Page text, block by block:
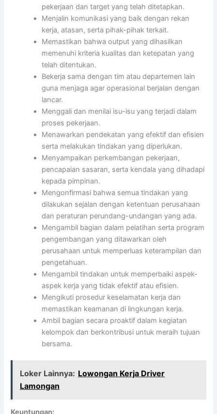
pekerjaan dan target yang telah ditetapkan.
Menjalin komunikasi yang baik dengan rekan
kerja, atasan, serta pihak-pihak terkait.
Memastikan bahwa output yang dihasilkan
memenuhi kriteria kualitas dan ketepatan yang
telah ditentukan.
Bekerja sama dengan tim atau departemen lain
guna menjaga agar operasional berjalan dengan
lancar.
Menggali dan menilai isu-isu yang terjadi dalam
proses pekerjaan.
Menawarkan pendekatan yang efektif dan efisien
serta melakukan tindakan yang diperlukan.
Menyampaikan perkembangan pekerjaan,
pencapaian sasaran, serta kendala yang dihadapi
kepada pimpinan.
Mengonfirmasi bahwa semua tindakan yang
dilakukan sejalan dengan ketentuan perusahaan
dan peraturan perundang-undangan yang ada.
Mengambil bagian dalam pelatihan serta program
pengembangan yang ditawarkan oleh
perusahaan untuk memperluas keterampilan dan
pengetahuan.
Mengambil tindakan untuk memperbaiki aspek-
aspek kerja yang tidak efektif atau efisien.
Mengikuti prosedur keselamatan kerja dan
memastikan keamanan di lingkungan kerja.
Ambil bagian secara proaktif dalam kegiatan
kelompok dan berkontribusi untuk meraih tujuan
bersama.
Loker Lainnya: Lowongan Kerja Driver
Lamongan
Keuntungan: